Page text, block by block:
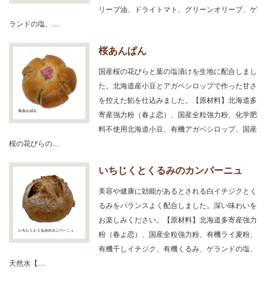
リーブ油、ドライトマト、グリーンオリーブ、ゲ
ランドの塩、…
桜あんぱん
国産桜の花びらと葉の塩漬けを生地に配合しまし
た。北海道産小豆とアガベシロップで作った甘さ
を控えた餡を仕込みました。【原材料】北海道多
寄産強力粉（春よ恋）、国産全粒強力粉、化学肥
料不使用北海道小豆、有機アガベシロップ、国産
桜の花びらの…
いちじくとくるみのカンパーニュ
美容や健康に効能があるとされる白イチジクとく
るみをバランスよく配合しました。深い味わいを
お楽しみください。【原材料】北海道多寄産強力
粉（春よ恋）、国産全粒強力粉、有機ライ麦粉、
有機干しイチジク、有機くるみ、ゲランドの塩、
天然水【…